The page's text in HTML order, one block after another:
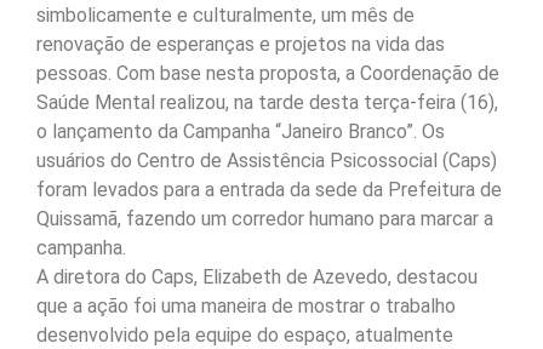
simbolicamente e culturalmente, um mês de
renovação de esperanças e projetos na vida das
pessoas. Com base nesta proposta, a Coordenação de
Saúde Mental realizou, na tarde desta terça-feira (16),
o lançamento da Campanha “Janeiro Branco”. Os
usuários do Centro de Assistência Psicossocial (Caps)
foram levados para a entrada da sede da Prefeitura de
Quissamã, fazendo um corredor humano para marcar a
campanha.
A diretora do Caps, Elizabeth de Azevedo, destacou
que a ação foi uma maneira de mostrar o trabalho
desenvolvido pela equipe do espaço, atualmente